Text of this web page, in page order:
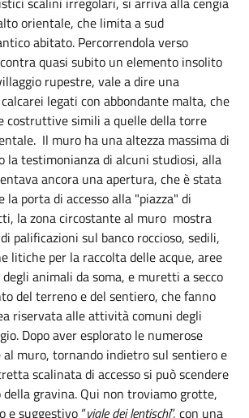
orientale, che limita a sud
abitato. Percorrendola verso
quasi subito un elemento insolito
rupestre, vale a dire una
legati con abbondante malta, che
costruttive simili a quelle della torre
Il muro ha una altezza massima di
la testimonianza di alcuni studiosi, alla
ancora una apertura, che è stata
porta di accesso alla "piazza" di
la zona circostante al muro mostra
palificazioni sul banco roccioso, sedili,
litiche per la raccolta delle acque, aree
animali da soma, e muretti a secco
del terreno e del sentiero, che fanno
riservata alle attività comuni degli
Dopo aver esplorato le numerose
al muro, tornando indietro sul sentiero e
scalinata di accesso si può scendere
gravina. Qui non troviamo grotte,
e suggestivo “viale dei lentischi”, con una